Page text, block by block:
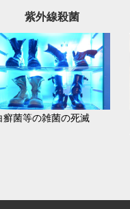
紫外線殺菌
癬菌等の雑菌の死滅